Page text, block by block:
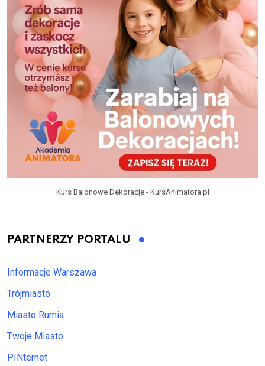
Kurs Balonowe Dekoracje - KursAnimatora.pl
PARTNERZY PORTALU
Informacje Warszawa
Trójmiasto
Miasto Rumia
Twoje Miasto
PINternet